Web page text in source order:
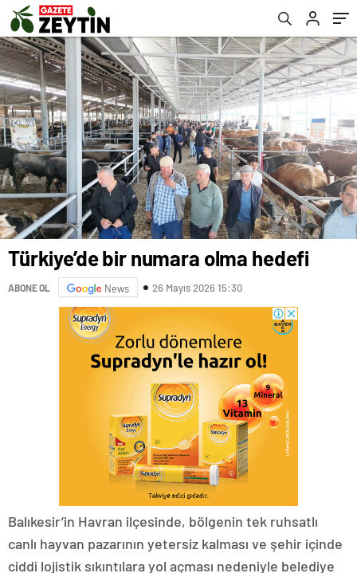
Türkiye’de bir numara olma hedefi
ABONE OL News 26 Mayıs 2026 15:30
Balıkesir’in Havran ilçesinde, bölgenin tek ruhsatlı
canlı hayvan pazarının yetersiz kalması ve şehir içinde
ciddi lojistik sıkıntılara yol açması nedeniyle belediye